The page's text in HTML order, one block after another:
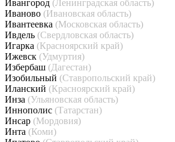
Ивангород (Ленинградская область)
Иваново (Ивановская область)
Ивантеевка (Московская область)
Ивдель (Свердловская область)
Игарка (Красноярский край)
Ижевск (Удмуртия)
Избербаш (Дагестан)
Изобильный (Ставропольский край)
Иланский (Красноярский край)
Инза (Ульяновская область)
Иннополис (Татарстан)
Инсар (Мордовия)
Инта (Коми)